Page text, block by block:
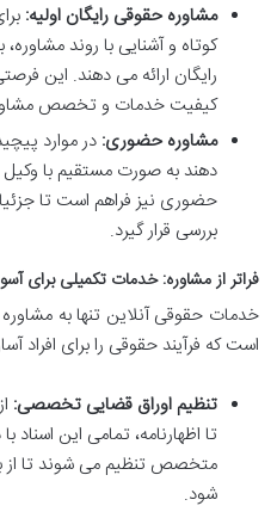
مشاوره حقوقی رایگان اولیه:
کوتاه و آشنایی با روند
رایگان ارائه می دهند. این
کیفیت خدمات و تخصص مشاور
مشاوره حضوری: در موارد
دهند به صورت مستقیم با
حضوری نیز فراهم است تا
بررسی قرار گیرد.
فراتر از مشاوره: خدمات تکمیلی برای
خدمات حقوقی آنلاین تنها به
است که فرآیند حقوقی را برای افراد
تنظیم اوراق قضایی تخصصی:
تا اظهارنامه، تمامی این
متخصص تنظیم می شوند تا از
شود.